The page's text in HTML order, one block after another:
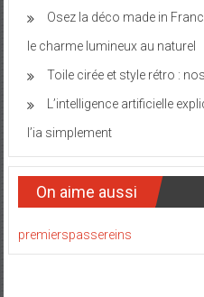
Osez la déco made in
le charme lumineux au naturel
Toile cirée et style rétro :
L’intelligence artificielle
l’ia simplement
On aime aussi
premierspassereins